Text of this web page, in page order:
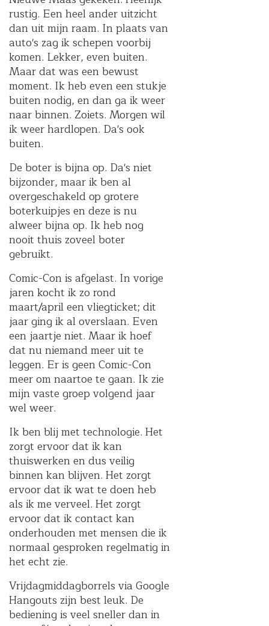
rustig. Een heel ander uitzicht
dan uit mijn raam. In plaats van
auto's zag ik schepen voorbij
komen. Lekker, even buiten.
Maar dat was een bewust
moment. Ik heb even een stukje
buiten nodig, en dan ga ik weer
naar binnen. Zoiets. Morgen wil
ik weer hardlopen. Da's ook
buiten.
De boter is bijna op. Da's niet
bijzonder, maar ik ben al
overgeschakeld op grotere
boterkuipjes en deze is nu
alweer bijna op. Ik heb nog
nooit thuis zoveel boter
gebruikt.
Comic-Con is afgelast. In vorige
jaren kocht ik zo rond
maart/april een vliegticket; dit
jaar ging ik al overslaan. Even
een jaartje niet. Maar ik hoef
dat nu niemand meer uit te
leggen. Er is geen Comic-Con
meer om naartoe te gaan. Ik zie
mijn vaste groep volgend jaar
wel weer.
Ik ben blij met technologie. Het
zorgt ervoor dat ik kan
thuiswerken en dus veilig
binnen kan blijven. Het zorgt
ervoor dat ik wat te doen heb
als ik me verveel. Het zorgt
ervoor dat ik contact kan
onderhouden met mensen die ik
normaal gesproken regelmatig in
het echt zie.
Vrijdagmiddagborrels via Google
Hangouts zijn best leuk. De
bediening is veel sneller dan in